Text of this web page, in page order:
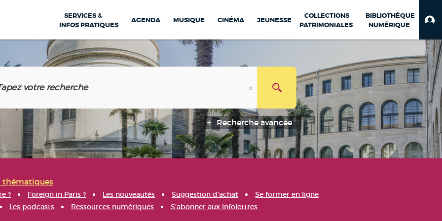
SERVICES &
INFOS PRATIQUES
AGENDA MUSIQUE CINÉMA JEUNESSE
COLLECTIONS
PATRIMONIALES
BIBLIOTHÈQUE
NUMÉRIQUE
Recherche avancée
thématiques
? Foreign in Paris ? Les nouveautés Suggestion d'achat
Se former en ligne
Les podcasts Ressources numériques S'abonner aux infolettres